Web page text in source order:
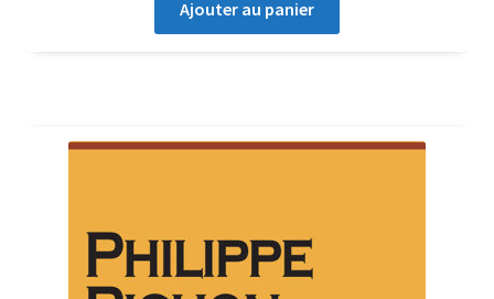
Ajouter au panier